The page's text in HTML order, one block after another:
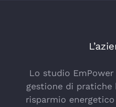
Lo studio
gestione di
risparmio